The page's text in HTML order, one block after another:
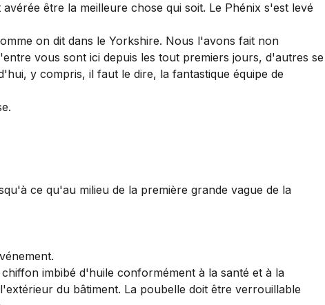
être la meilleure chose qui soit. Le Phénix s'est levé
on dit dans le Yorkshire. Nous l'avons fait non
vous sont ici depuis les tout premiers jours, d'autres se
y compris, il faut le dire, la fantastique équipe de
ce qu'au milieu de la première grande vague de la
imbibé d'huile conformément à la santé et à la
du bâtiment. La poubelle doit être verrouillable